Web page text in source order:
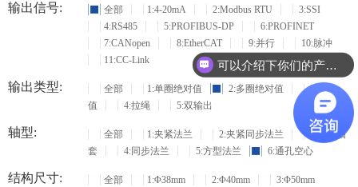
输出信号: 全部 1:4-20mA 2:Modbus RTU
3:SSI
4:RS485
5:PROFIBUS-DP
6:PROFINET
7:CANopen
8:EtherCAT 9:并行
10:脉冲
11:CC-Link
输出类型: 全部 1:单圈绝对值 2:多圈绝对值
3:增量
值
4:拉绳 5:双输出
轴型: 全部 1:夹紧法兰 2:夹紧同步法兰
3:盲孔轴
套
4:同步法兰 5:方型法兰 6:通孔空心
结构尺寸: 全部 1:Φ38mm 2:Φ40mm
3:Φ50mm
可以介绍下你们的产品么？